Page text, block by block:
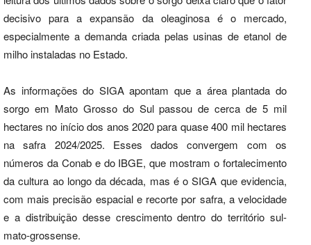
decisivo para a expansão da oleaginosa é o mercado,
especialmente a demanda criada pelas usinas de etanol de
milho instaladas no Estado.
As informações do SIGA apontam que a área plantada do
sorgo em Mato Grosso do Sul passou de cerca de 5 mil
hectares no início dos anos 2020 para quase 400 mil hectares
na safra 2024/2025. Esses dados convergem com os
números da Conab e do IBGE, que mostram o fortalecimento
da cultura ao longo da década, mas é o SIGA que evidencia,
com mais precisão espacial e recorte por safra, a velocidade
e a distribuição desse crescimento dentro do território sul-
mato-grossense.